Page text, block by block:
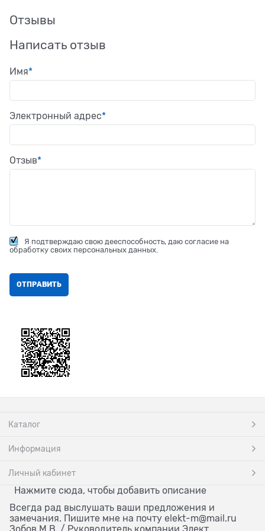
Отзывы
Написать отзыв
Имя
Электронный адрес
Отзыв
Я подтверждаю свою дееспособность, даю согласие на
обработку своих персональных данных.
Каталог
Информация
Личный кабинет
Нажмите сюда, чтобы добавить описание
Всегда рад выслушать ваши предложения и
замечания. Пишите мне на почту elekt-m@mail.ru